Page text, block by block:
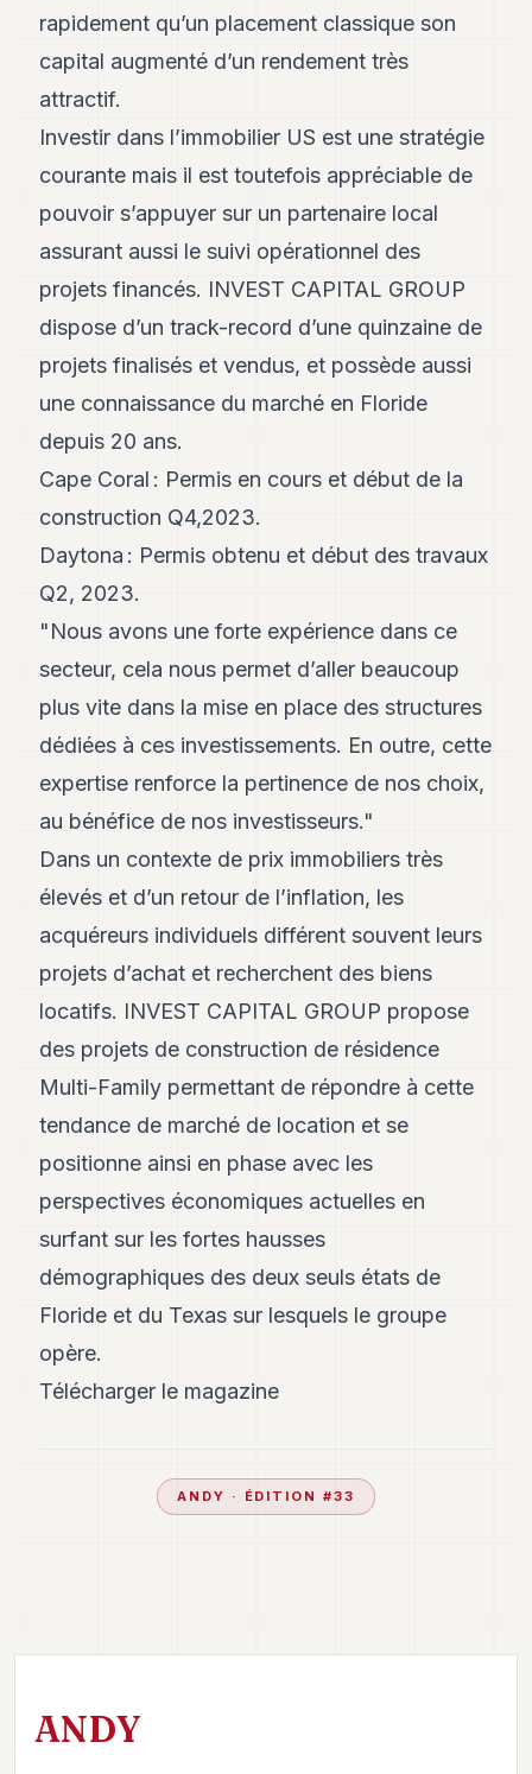
rapidement qu’un placement classique son
capital augmenté d’un rendement très
attractif.
Investir dans l’immobilier US est une stratégie
courante mais il est toutefois appréciable de
pouvoir s’appuyer sur un partenaire local
assurant aussi le suivi opérationnel des
projets financés. INVEST CAPITAL GROUP
dispose d’un track-record d’une quinzaine de
projets finalisés et vendus, et possède aussi
une connaissance du marché en Floride
depuis 20 ans.
Cape Coral : Permis en cours et début de la
construction Q4,2023.
Daytona : Permis obtenu et début des travaux
Q2, 2023.
"Nous avons une forte expérience dans ce
secteur, cela nous permet d’aller beaucoup
plus vite dans la mise en place des structures
dédiées à ces investissements. En outre, cette
expertise renforce la pertinence de nos choix,
au bénéfice de nos investisseurs."
Dans un contexte de prix immobiliers très
élevés et d’un retour de l’inflation, les
acquéreurs individuels différent souvent leurs
projets d’achat et recherchent des biens
locatifs. INVEST CAPITAL GROUP propose
des projets de construction de résidence
Multi-Family permettant de répondre à cette
tendance de marché de location et se
positionne ainsi en phase avec les
perspectives économiques actuelles en
surfant sur les fortes hausses
démographiques des deux seuls états de
Floride et du Texas sur lesquels le groupe
opère.
Télécharger le magazine
ANDY · ÉDITION #33
ANDY